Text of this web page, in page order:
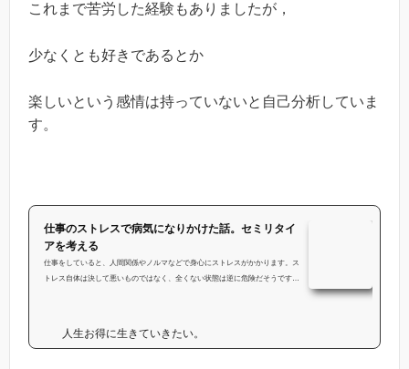
これまで苦労した経験もありましたが，
少なくとも好きであるとか
楽しいという感情は持っていないと自己分析していま
す。
仕事のストレスで病気になりかけた話。セミリタイ
アを考える
仕事をしていると、人間関係やノルマなどで身心にストレスがかかります。ス
トレス自体は決して悪いものではなく、全くない状態は逆に危険だそうです。
と感じ、セミリタイアしたいという気持ちが強くなりました。 ・食が細くな
人生お得に生きていきたい。